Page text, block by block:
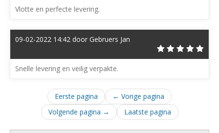
Vlotte en perfecte levering.
09-02-2022 14:42 door Gebruers Jan
Snelle levering en veilig verpakte.
Eerste pagina
← Vorige pagina
Volgende pagina →
Laatste pagina